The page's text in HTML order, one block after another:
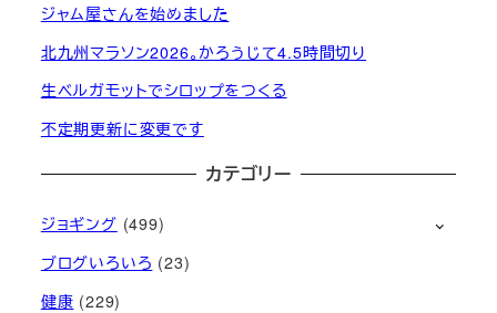
ジャム屋さんを始めました
北九州マラソン2026。かろうじて4.5時間切り
生ベルガモットでシロップをつくる
不定期更新に変更です
カテゴリー
ジョギング (499)
ブログいろいろ (23)
健康 (229)